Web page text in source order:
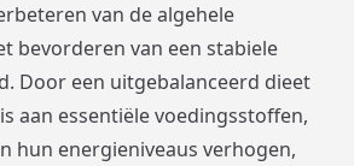
van de algehele
bevorderen van een stabiele
Door een uitgebalanceerd dieet
aan essentiële voedingsstoffen,
hun energieniveaus verhogen,